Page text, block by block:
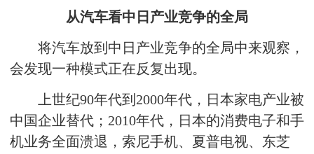
从汽车看中日产业竞争的全局
将汽车放到中日产业竞争的全局中来观察，
会发现一种模式正在反复出现。
上世纪90年代到2000年代，日本家电产业被
中国企业替代；2010年代，日本的消费电子和手
机业务全面溃退，索尼手机、夏普电视、东芝